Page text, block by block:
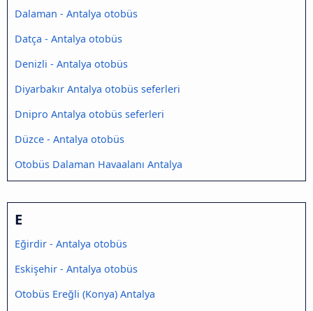
Dalaman - Antalya otobüs
Datça - Antalya otobüs
Denizli - Antalya otobüs
Diyarbakır Antalya otobüs seferleri
Dnipro Antalya otobüs seferleri
Düzce - Antalya otobüs
Otobüs Dalaman Havaalanı Antalya
E
Eğirdir - Antalya otobüs
Eskişehir - Antalya otobüs
Otobüs Ereğli (Konya) Antalya